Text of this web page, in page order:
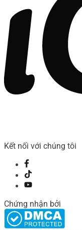
Kết nối với chúng tôi
Chứng nhận bởi